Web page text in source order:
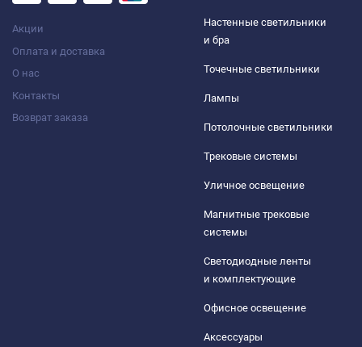
Акции
Оплата и доставка
О нас
Контакты
Возврат заказа
Настенные светильники
и бра
Точечные светильники
Лампы
Потолочные светильники
Трековые системы
Уличное освещение
Магнитные трековые
системы
Светодиодные ленты
и комплектующие
Офисное освещение
Аксессуары